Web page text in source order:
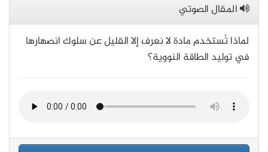
المقال الصوتي
لماذا تُستخدم مادة لا نعرف إلا القليل عن سلوك انصهارها
في توليد الطاقة النووية؟